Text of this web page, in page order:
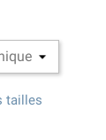
tailles